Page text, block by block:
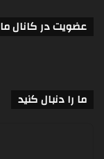
عضویت در کانال ما
ما را دنبال کنید